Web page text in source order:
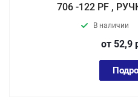
706 -122 PF ,
В наличии
от 52,9